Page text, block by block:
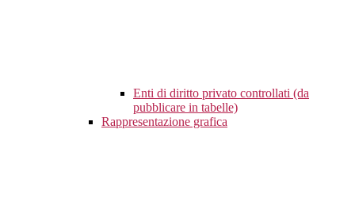
Enti di diritto privato controllati (da
pubblicare in tabelle)
Rappresentazione grafica